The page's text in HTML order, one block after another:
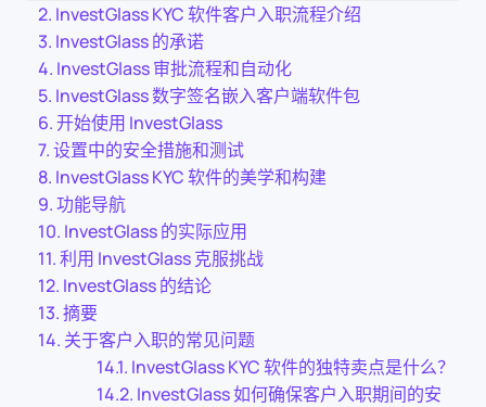
InvestGlass KYC 软件客户入职流程介绍
InvestGlass 的承诺
InvestGlass 审批流程和自动化
InvestGlass 数字签名嵌入客户端软件包
开始使用 InvestGlass
设置中的安全措施和测试
InvestGlass KYC 软件的美学和构建
功能导航
InvestGlass 的实际应用
利用 InvestGlass 克服挑战
InvestGlass 的结论
摘要
关于客户入职的常见问题
InvestGlass KYC 软件的独特卖点是什么？
InvestGlass 如何确保客户入职期间的安